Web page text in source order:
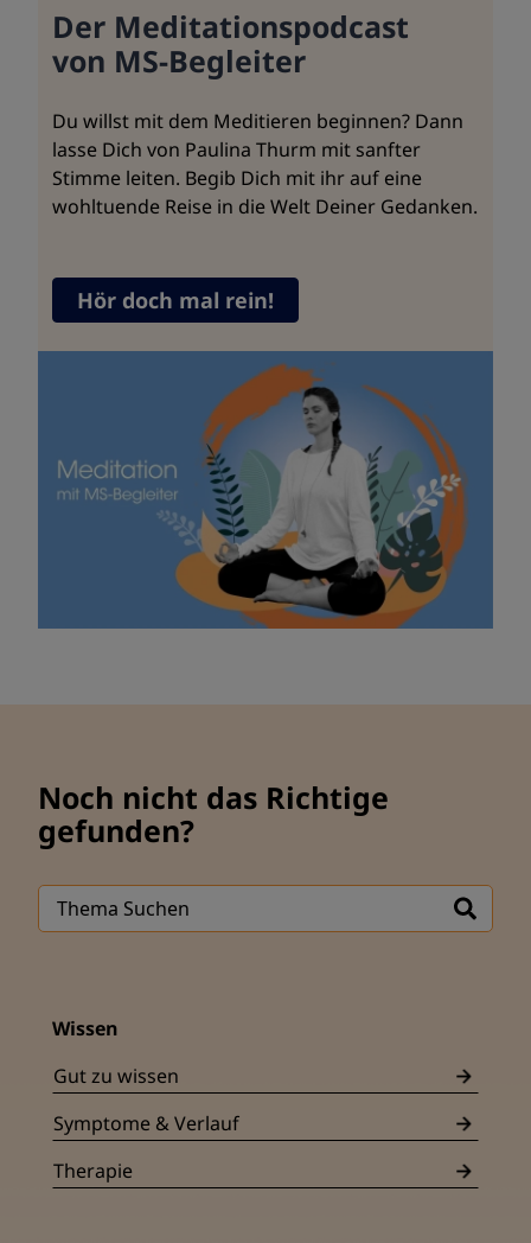
Der Meditationspodcast
von MS-Begleiter
Du willst mit dem Meditieren beginnen? Dann
lasse Dich von Paulina Thurm mit sanfter
Stimme leiten. Begib Dich mit ihr auf eine
wohltuende Reise in die Welt Deiner Gedanken.
Hör doch mal rein!
Noch nicht das Richtige
gefunden?
Wissen
Gut zu wissen
Symptome & Verlauf
Therapie